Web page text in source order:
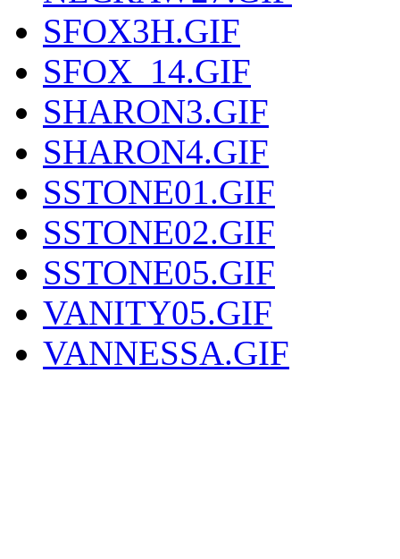
SFOX3H.GIF
SFOX_14.GIF
SHARON3.GIF
SHARON4.GIF
SSTONE01.GIF
SSTONE02.GIF
SSTONE05.GIF
VANITY05.GIF
VANNESSA.GIF